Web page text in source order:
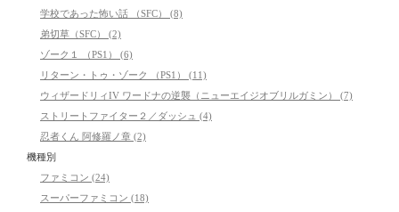
学校であった怖い話 （SFC） (8)
弟切草（SFC） (2)
ゾーク１ （PS1） (6)
リターン・トゥ・ゾーク （PS1） (11)
ウィザードリィIV ワードナの逆襲（ニューエイジオブリルガミン） (7)
ストリートファイター２／ダッシュ (4)
忍者くん 阿修羅ノ章 (2)
機種別
ファミコン (24)
スーパーファミコン (18)